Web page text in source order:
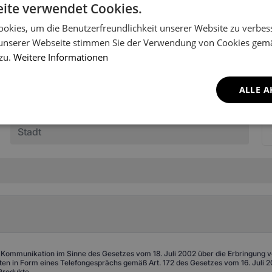
Ihr Fahrzeugmodell
aufgenommen worden. Schreiben Sie uns, um
im Sinne des Gesetzes vom 18. Juli 2002 über die Erbringung
in Form eines Telefongesprächs gemäß Art. 172 des Gesetzes vom 16. Juli
verwendet Cookies.
um die Benutzerfreundlichkeit unserer Website zu
Webseite stimmen Sie der Verwendung von Cookies
Weitere Informationen
ALLE